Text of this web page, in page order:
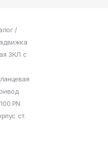
/
ЗКЛ с
PN
ст.